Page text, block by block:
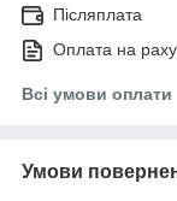
Післяплата
Оплата на
Всі умови оплати
Умови